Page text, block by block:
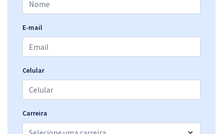
E-mail
Celular
Carreira